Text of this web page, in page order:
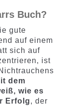
Buch?
gute
auf einem
sich auf
ist
dem
wie es
Erfolg, der